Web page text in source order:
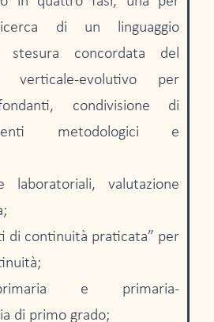
di un linguaggio
stesura concordata del
verticale-evolutivo per
condivisione di
metodologici e
laboratoriali, valutazione
di continuità praticata” per
primaria e primaria-
di primo grado;